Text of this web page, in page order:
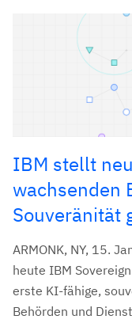
IBM stellt
wachsenden
Souveränität
ARMONK, NY, 15.
heute IBM
erste KI-fähige,
Behörden und